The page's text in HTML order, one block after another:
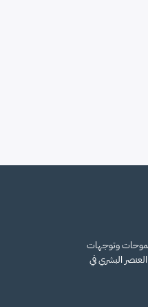
وتوجهات
البشري في